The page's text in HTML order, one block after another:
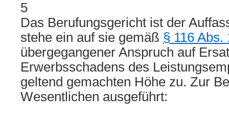
5
Das Berufungsgericht ist der
stehe ein auf sie gemäß § 116 Abs.
übergegangener Anspruch auf
Erwerbsschadens des
geltend gemachten Höhe zu. Zur
Wesentlichen ausgeführt: